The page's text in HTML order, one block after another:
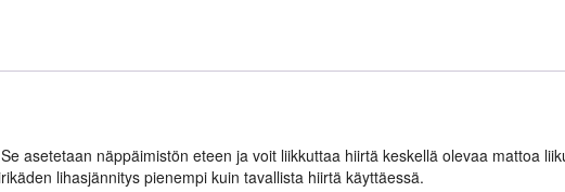
asetetaan näppäimistön eteen ja voit liikkuttaa hiirtä keskellä olevaa mattoa
lihasjännitys pienempi kuin tavallista hiirtä käyttäessä.